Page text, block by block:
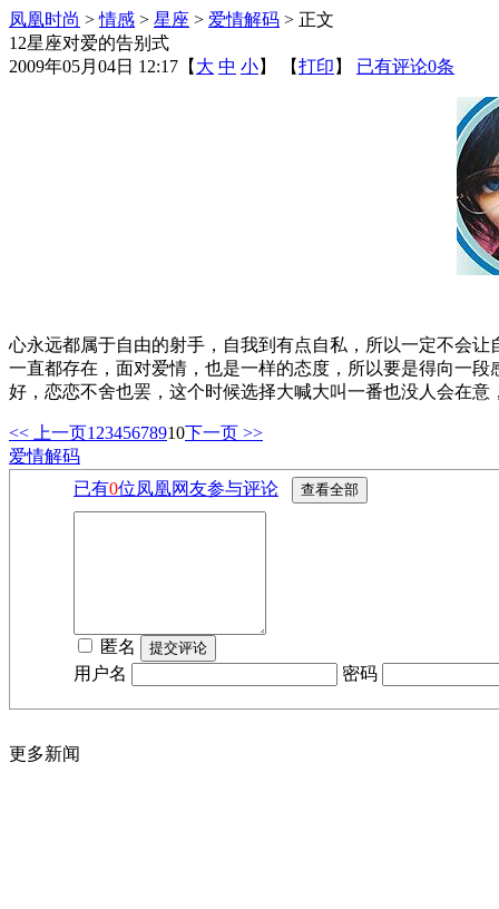
凤凰时尚 >情感 > 星座 > 爱情解码 > 正文
12星座对爱的告别式
2009年05月04日 12:17 【 大 中 小】 【打印 】 已有评论0条
心永远都属于自由的射手，自我到有点自私，所以一定不会
一直都存在，面对爱情，也是一样的态度，所以要是得向一
好，恋恋不舍也罢，这个时候选择大喊大叫一番也没人会在
<< 上一页1 2345678910下一页 >>
爱情解码
已有0位凤凰网友参与评论
匿名
用户名
密码
更多新闻